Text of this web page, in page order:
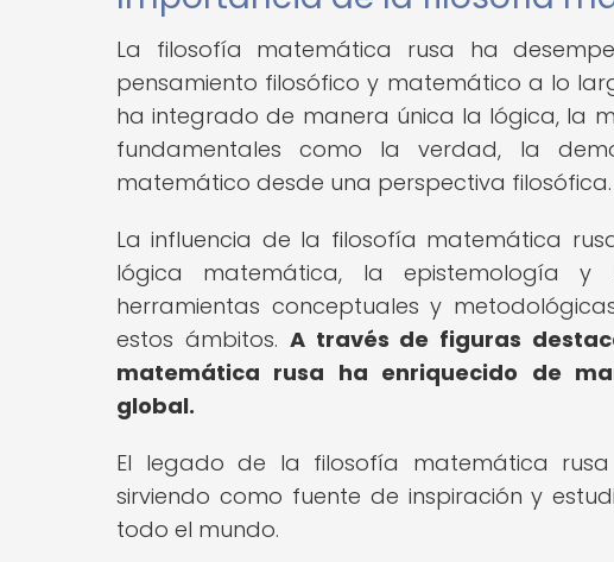
La filosofía matemática rusa ha
pensamiento filosófico y matemático a lo
ha integrado de manera única la lógica, la
fundamentales como la verdad, la
matemático desde una perspectiva filosófica.
La influencia de la filosofía matemática
lógica matemática, la epistemología
herramientas conceptuales y
estos ámbitos. A través de figuras
matemática rusa ha enriquecido de
global.
El legado de la filosofía matemática
sirviendo como fuente de inspiración y
todo el mundo.